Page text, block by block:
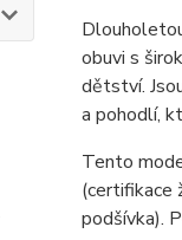
obuvi s
dětství.
a pohodlí,
Tento
(certifikace
podšívka).